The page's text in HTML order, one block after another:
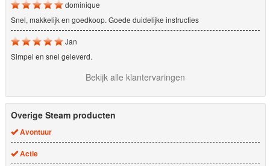
dominique
Snel, makkelijk en goedkoop. Goede duidelijke instructies
Jan
Simpel en snel geleverd.
Bekijk alle klantervaringen
Overige Steam producten
Avontuur
Actie